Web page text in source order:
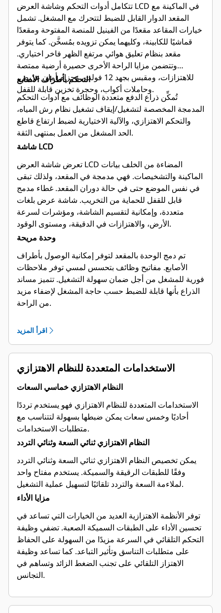
تتكامل أدوات التحكم وشاشة العرض LCD في الماكينة مع
المقعد الدوار القابل للضبط لتتحرك مع المشغل. تشمل
خيارات المقاعد مقعدًا من الفينيل للمنصة المفتوحة ومقعدًا
قماشيًا للكابينة، وكليهما يمكن تزويده بمُسخَّن. كما يتوفر
مقعد بنظام تعليق هوائي مرتفع الظهر فاخر اختياري.
وتتضمن مزايا الراحة الأخرى حصيرة أرضية ممتصة
للاهتزازات، ومقبس بجهد 12 فولت، وحزام أمان عريض،
وحاملات أكواب، وحجرة تخزين قابلة للقفل.
التحكم بأطراف الأصابع
تُمكِّن ذراع الدفع متعددة الوظائف مع أدوات التحكم
المدمجة المخصصة لتشغيل/إيقاف تشغيل نظام رش المياه،
والتحكم الاهتزازي، والآلية الاختيارية لضبط ارتفاع قاطع
الحد المشغل من العمل بمنتهى الثقة.
شاشة LCD
تعرض شاشة العرض LCD المضاءة من الخلف بيانات
الماكينة والتشخيصات. فهي مدمجة في المقعد، ولذلك تبقى
في نفس الموضع حتى في حالة دوران المقعد. غطاء مدمج
قابل للقفل للحماية من التخريب. شاشة عرض بلغات
متعددة، وإمكانية لتقسيم الشاشة، ومؤشرات لسرعة
الأرض، والاهتزازات في الدقيقة، ومستوى الوقود.
وحدة مريحة
تم دمج الوحدة بالمقعد لتوفر إمكانية الوصول بأطراف
الأصابع. مفاتيح وظائف بتحسس لمسي توفر ملاحظات
فورية للمشغل من أجل ضمان سهولة التشغيل. تتميز مساند
الذراع بأنها قابلة للضبط حسب حاجة المشغل لإضفاء مزيد
من الراحة.
اقرأ المزيد
الاستخدامات المتعددة للنظام الاهتزازي
النظام الاهتزازي خماسي السعات
الاستخدامات المتعددة للنظام الاهتزازي فهو يستخدم ترددًا
أحاديًا وخمس سعات يمكن ضبطها بسهولة لتتناسب مع
متطلبات الاستخدامات.
النظام الاهتزازي ثنائي السعة وثنائي التردد
يمكن تخصيص النظام الاهتزازي ثنائي السعة وثنائي التردد
وفقًا للطبقات الرقيقة والسميكة. يستخدم مفتاح واحد
لملاءمة السعة والتردد تلقائيًا لتسهيل عملية التشغيل.
مزايا الأداء
توفر الأنظمة الاهتزازية العديد من الخيارات التي تساعد في
تحسين الأداء على الطبقات السميكة الصعبة. تضفي وظيفة
التحكم التلقائي في السرعة مزيدًا من السهولة على الحفاظ
على متطلبات التناسق وتأثير التباعد. كما تساعد وظيفة
الاهتزاز التلقائي على تجنب الضغط الزائد وتساهم في
التجانس.